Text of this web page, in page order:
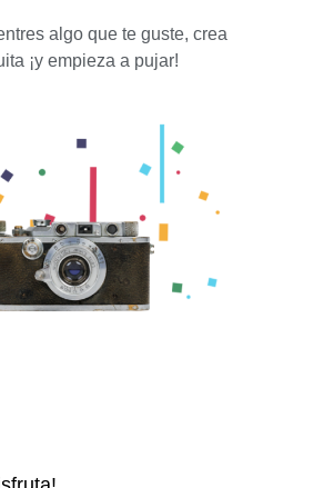
algo que te guste, crea
¡y empieza a pujar!